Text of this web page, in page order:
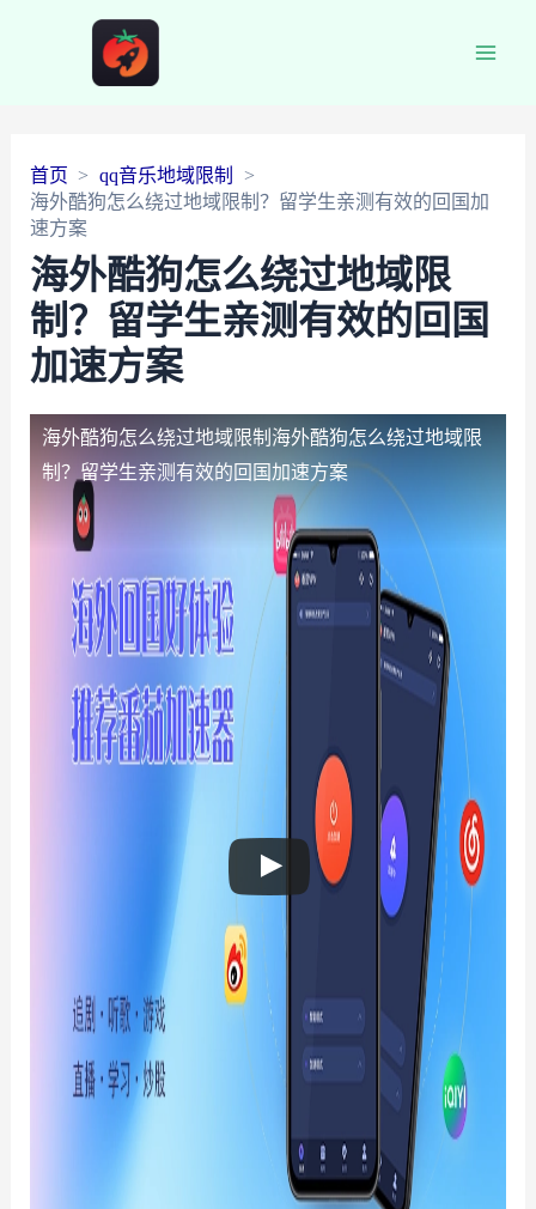
首页
qq音乐地域限制
海外酷狗怎么绕过地域限制？留学生亲测有效的回国加
速方案
海外酷狗怎么绕过地域限
制？留学生亲测有效的回国
加速方案
海外酷狗怎么绕过地域限制 海外酷狗怎么绕过地域限
制？留学生亲测有效的回国加速方案